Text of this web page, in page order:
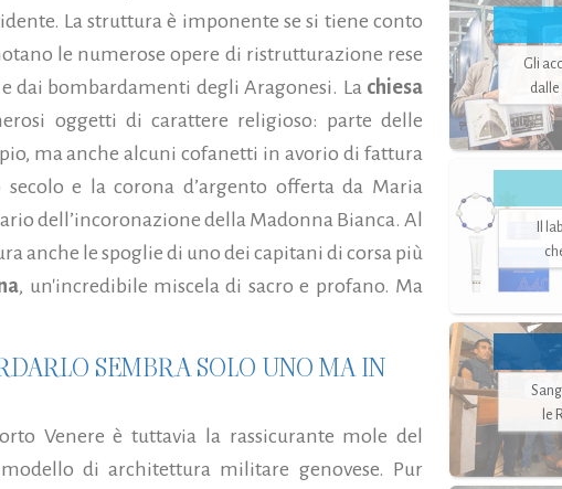
La struttura è imponente se si tiene conto
le numerose opere di ristrutturazione rese
dai bombardamenti degli Aragonesi. La chiesa
oggetti di carattere religioso: parte delle
ma anche alcuni cofanetti in avorio di fattura
e la corona d’argento offerta da Maria
dell’incoronazione della Madonna Bianca. Al
anche le spoglie di uno dei capitani di corsa più
, un'incredibile miscela di sacro e profano. Ma
SEMBRA SOLO UNO MA IN
Venere è tuttavia la rassicurante mole del
di architettura militare genovese. Pur
Gli
Il
le